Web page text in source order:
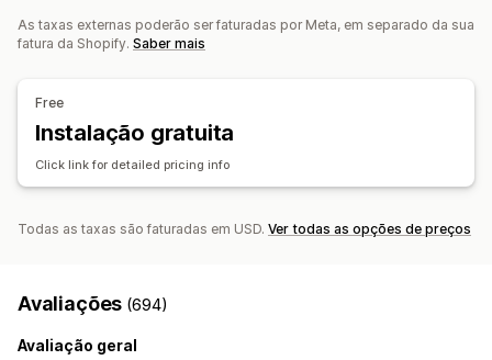
As taxas externas poderão ser faturadas por Meta, em separado da sua
fatura da Shopify. Saber mais
Free
Instalação gratuita
Click link for detailed pricing info
Todas as taxas são faturadas em USD. Ver todas as opções de preços
Avaliações (694)
Avaliação geral